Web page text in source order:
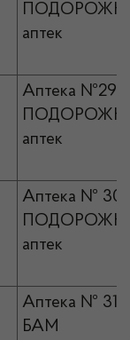
аптек
Аптека №29
аптек
Аптека № 30
аптек
Аптека № 31
БАМ